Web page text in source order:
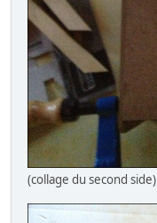
(collage du second side)